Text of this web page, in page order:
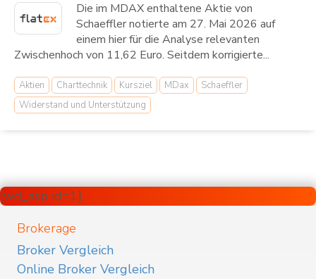
Die im MDAX enthaltene Aktie von
Schaeffler notierte am 27. Mai 2026 auf
einem hier für die Analyse relevanten
Zwischenhoch von 11,62 Euro. Seitdem korrigierte...
Aktien Charttechnik Kursziel MDax
Schaeffler
Widerstand und Unterstützung
[wd_asp id=1]
Brokerage
Broker Vergleich
Online Broker Vergleich